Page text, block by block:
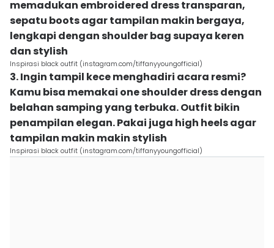
memadukan embroidered dress transparan,
sepatu boots agar tampilan makin bergaya,
lengkapi dengan shoulder bag supaya keren
dan stylish
Inspirasi black outfit (instagram.com/tiffanyyoungofficial)
3. Ingin tampil kece menghadiri acara resmi?
Kamu bisa memakai one shoulder dress dengan
belahan samping yang terbuka. Outfit bikin
penampilan elegan. Pakai juga high heels agar
tampilan makin makin stylish
Inspirasi black outfit (instagram.com/tiffanyyoungofficial)